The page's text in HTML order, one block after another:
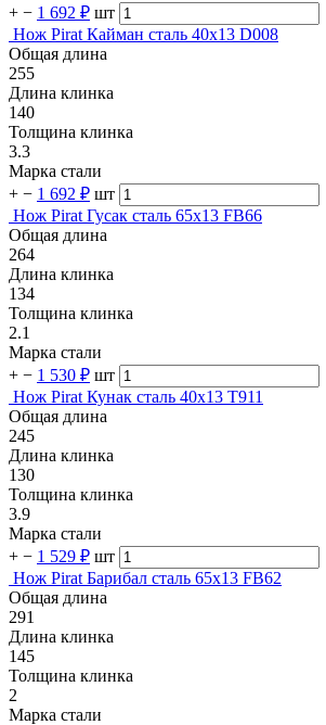
+ − 1 692 ₽ шт
Нож Pirat Кайман сталь 40х13 D008
Общая длина
255
Длина клинка
140
Толщина клинка
3.3
Марка стали
+ − 1 692 ₽ шт
Нож Pirat Гусак сталь 65х13 FB66
Общая длина
264
Длина клинка
134
Толщина клинка
2.1
Марка стали
+ − 1 530 ₽ шт
Нож Pirat Кунак сталь 40х13 T911
Общая длина
245
Длина клинка
130
Толщина клинка
3.9
Марка стали
+ − 1 529 ₽ шт
Нож Pirat Барибал сталь 65х13 FB62
Общая длина
291
Длина клинка
145
Толщина клинка
2
Марка стали